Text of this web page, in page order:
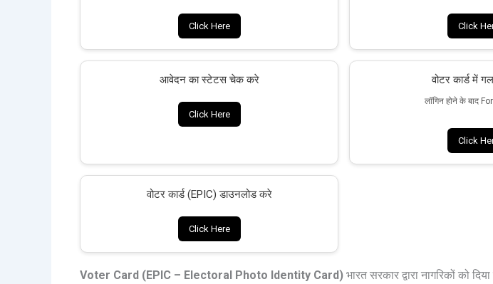
Click Here Click
आवेदन का स्टेटस चेक करे
Click Here
वोटर कार्ड में
लॉगिन होने के बाद
Click
वोटर कार्ड (EPIC) डाउनलोड करे
Click Here
Voter Card (EPIC – Electoral Photo Identity Card) भारत सरकार द्वारा नागरिकों को